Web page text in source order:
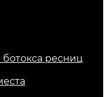
ресниц